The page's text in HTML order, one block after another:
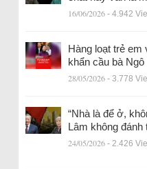
16/06/2026 - 4.942
Hàng loạt trẻ em
khẩn cầu bà
28/05/2026 - 3.778
“Nhà là để ở,
Lâm không
24/05/2026 - 2.426